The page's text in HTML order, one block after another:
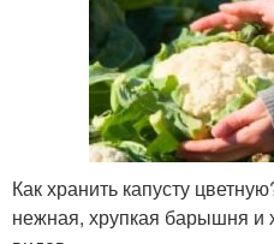
Как хранить капусту
нежная, хрупкая барышня и